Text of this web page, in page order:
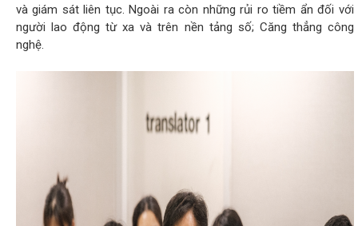
và giám sát liên tục. Ngoài ra còn những rủi ro tiềm ẩn đối với
người lao động từ xa và trên nền tảng số; Căng thẳng công
nghệ.